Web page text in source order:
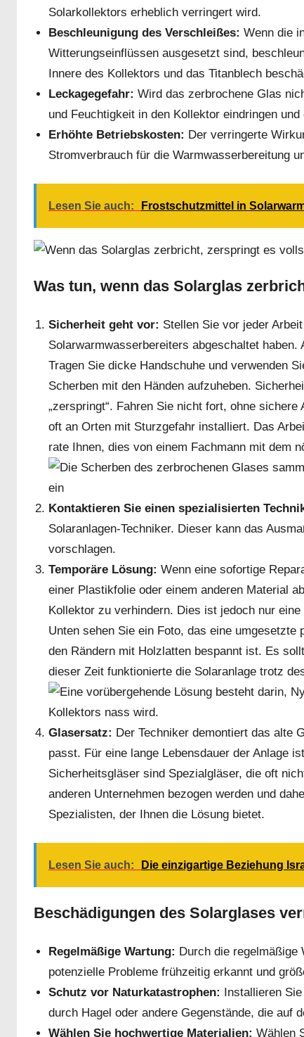
Solarkollektors erheblich verringert wird.
Beschleunigung des Verschleißes: Wenn die
Witterungseinflüssen ausgesetzt sind,
Innere des Kollektors und das Titanblech
Leckagegefahr: Wird das zerbrochene Glas
und Feuchtigkeit in den Kollektor eindringen
Erhöhte Betriebskosten: Der verringerte
Stromverbrauch für die Warmwasserbereitung
Lesen Sie auch: Frostschutzmittel in
Was tun, wenn das Solarglas
Sicherheit geht vor: Stellen Sie vor jeder
Solarwarmwasserbereiters abgeschaltet
Tragen Sie dicke Handschuhe und verwenden
Scherben mit den Händen aufzuheben.
„zerspringt“. Fahren Sie nicht fort, ohne
oft an Orten mit Sturzgefahr installiert. Das
rate Ihnen, dies von einem Fachmann mit dem
Kontaktieren Sie einen spezialisierten
Solaranlagen-Techniker. Dieser kann das
vorschlagen.
Temporäre Lösung: Wenn eine sofortige
einer Plastikfolie oder einem anderen Material
Kollektor zu verhindern. Dies ist jedoch nur
Unten sehen Sie ein Foto, das eine
den Rändern mit Holzlatten bespannt ist. Es
dieser Zeit funktionierte die Solaranlage trotz
Glasersatz: Der Techniker demontiert das alte
passt. Für eine lange Lebensdauer der Anlage
Sicherheitsgläser sind Spezialgläser, die oft
anderen Unternehmen bezogen werden und
Spezialisten, der Ihnen die Lösung bietet.
Lesen Sie auch: Die einzigartige Beziehung
Beschädigungen des Solarglases
Regelmäßige Wartung: Durch die regelmäßige
potenzielle Probleme frühzeitig erkannt und
Schutz vor Naturkatastrophen:
Installieren
durch Hagel oder andere Gegenstände, die auf
Wählen Sie hochwertige Materialien: Wählen